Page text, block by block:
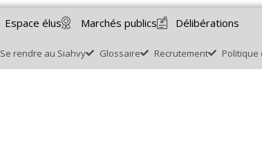
Espace élus Marchés publics Délibérations
Se rendre au Siahvy Glossaire Recrutement Politique